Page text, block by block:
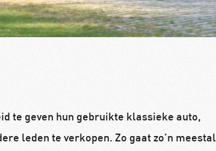
te geven hun gebruikte klassieke auto,
leden te verkopen. Zo gaat zo’n meestal